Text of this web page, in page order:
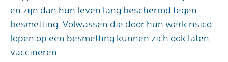
en zijn dan hun leven lang beschermd tegen
besmetting. Volwassen die door hun werk risico
lopen op een besmetting kunnen zich ook laten
vaccineren.